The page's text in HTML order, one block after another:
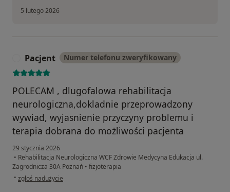
5 lutego 2026
Pacjent Numer telefonu zweryfikowany
POLECAM , dlugofalowa rehabilitacja
neurologiczna,dokladnie przeprowadzony
wywiad, wyjasnienie przyczyny problemu i
terapia dobrana do możliwości pacjenta
29 stycznia 2026
• Rehabilitacja Neurologiczna WCF Zdrowie Medycyna Edukacja ul.
Zagrodnicza 30A Poznań • fizjoterapia
• w opinii użytkownika Pacjent
zgłoś nadużycie